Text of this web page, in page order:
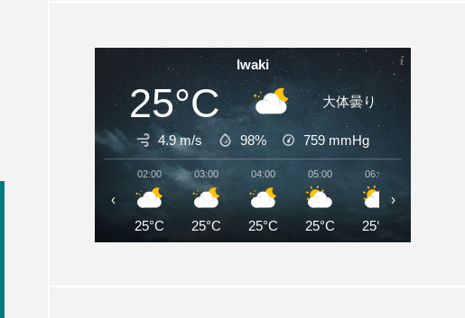
Iwaki
25°C 大体曇り
4.9 m/s 98% 759mmHg
02:00
25°C
03:00
25°C
04:00
25°C
05:00
25°C
06:00
25°C
‹ ›